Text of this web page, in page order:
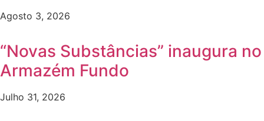
Agosto 3, 2026
“Novas Substâncias” inaugura no
Armazém Fundo
Julho 31, 2026